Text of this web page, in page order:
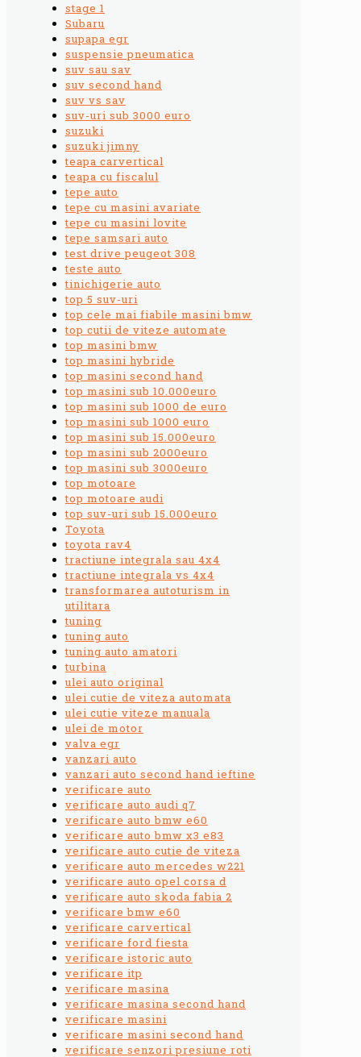
stage 1
Subaru
supapa egr
suspensie pneumatica
suv sau sav
suv second hand
suv vs sav
suv-uri sub 3000 euro
suzuki
suzuki jimny
teapa carvertical
teapa cu fiscalul
tepe auto
tepe cu masini avariate
tepe cu masini lovite
tepe samsari auto
test drive peugeot 308
teste auto
tinichigerie auto
top 5 suv-uri
top cele mai fiabile masini bmw
top cutii de viteze automate
top masini bmw
top masini hybride
top masini second hand
top masini sub 10.000euro
top masini sub 1000 de euro
top masini sub 1000 euro
top masini sub 15.000euro
top masini sub 2000euro
top masini sub 3000euro
top motoare
top motoare audi
top suv-uri sub 15.000euro
Toyota
toyota rav4
tractiune integrala sau 4x4
tractiune integrala vs 4x4
transformarea autoturism in
utilitara
tuning
tuning auto
tuning auto amatori
turbina
ulei auto original
ulei cutie de viteza automata
ulei cutie viteze manuala
ulei de motor
valva egr
vanzari auto
vanzari auto second hand ieftine
verificare auto
verificare auto audi q7
verificare auto bmw e60
verificare auto bmw x3 e83
verificare auto cutie de viteza
verificare auto mercedes w221
verificare auto opel corsa d
verificare auto skoda fabia 2
verificare bmw e60
verificare carvertical
verificare ford fiesta
verificare istoric auto
verificare itp
verificare masina
verificare masina second hand
verificare masini
verificare masini second hand
verificare senzori presiune roti